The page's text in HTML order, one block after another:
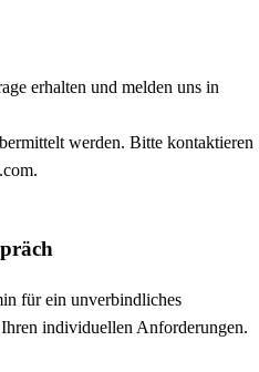
erhalten und melden uns in
werden. Bitte kontaktieren
für ein unverbindliches
individuellen Anforderungen.